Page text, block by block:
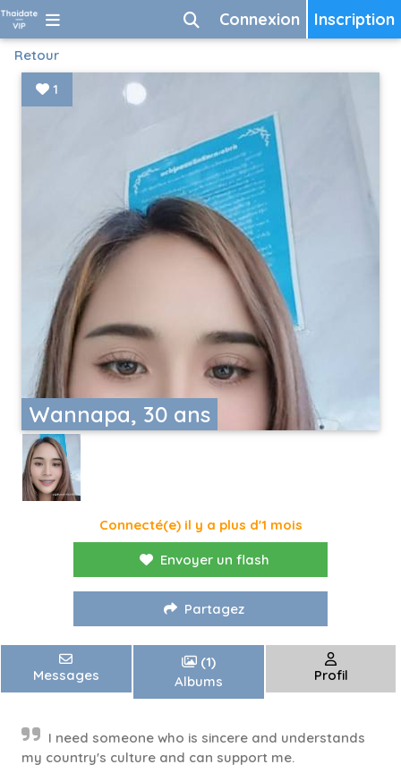
Inscription
Connexion
Retour
Wannapa, 30 ans
1
Connecté(e) il y a plus d'1 mois
Envoyer un flash
Partagez
Messages
(1)
Albums
Profil
I need someone who is sincere and understands
my country's culture and can support me.